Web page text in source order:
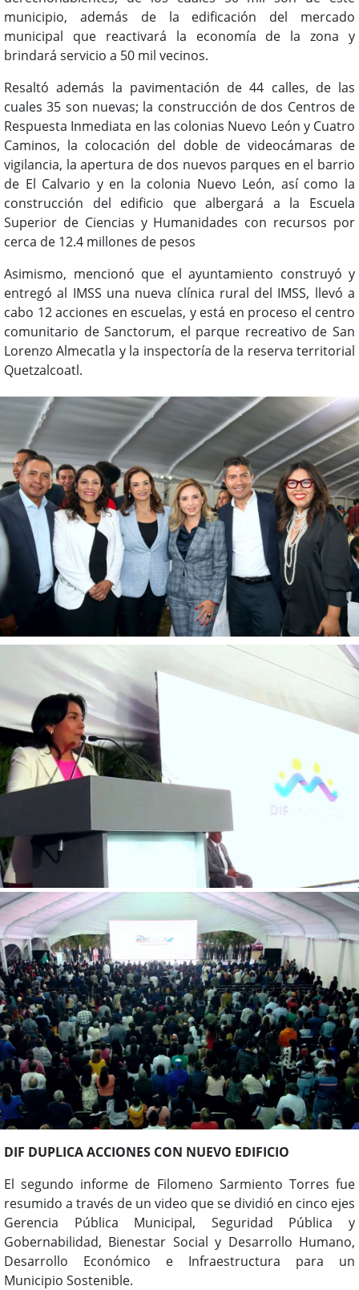
municipio, además de la edificación del mercado
municipal que reactivará la economía de la zona y
brindará servicio a 50 mil vecinos.
Resaltó además la pavimentación de 44 calles, de las
cuales 35 son nuevas; la construcción de dos Centros de
Respuesta Inmediata en las colonias Nuevo León y Cuatro
Caminos, la colocación del doble de videocámaras de
vigilancia, la apertura de dos nuevos parques en el barrio
de El Calvario y en la colonia Nuevo León, así como la
construcción del edificio que albergará a la Escuela
Superior de Ciencias y Humanidades con recursos por
cerca de 12.4 millones de pesos
Asimismo, mencionó que el ayuntamiento construyó y
entregó al IMSS una nueva clínica rural del IMSS, llevó a
cabo 12 acciones en escuelas, y está en proceso el centro
comunitario de Sanctorum, el parque recreativo de San
Lorenzo Almecatla y la inspectoría de la reserva territorial
Quetzalcoatl.
DIF DUPLICA ACCIONES CON NUEVO EDIFICIO
El segundo informe de Filomeno Sarmiento Torres fue
resumido a través de un video que se dividió en cinco ejes
Gerencia Pública Municipal, Seguridad Pública y
Gobernabilidad, Bienestar Social y Desarrollo Humano,
Desarrollo Económico e Infraestructura para un
Municipio Sostenible.